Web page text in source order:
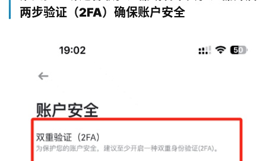
两步验证（2FA）确保账户安全